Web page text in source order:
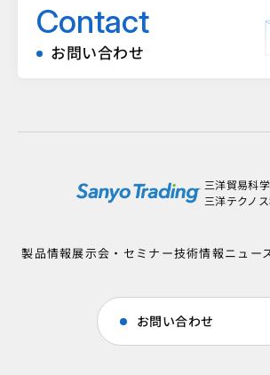
Contact
お問い合わせ
三洋貿易科
三洋テクノ
製品情報展示会・セミナー技術情報ニュー
お問い合わせ